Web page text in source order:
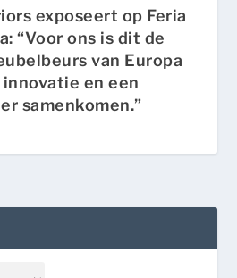
exposeert op Feria
“Voor ons is dit de
van Europa
en een
samenkomen.”